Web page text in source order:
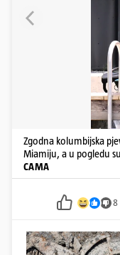
Zgodna kolumbijska
Miamiju, a u pogledu
CAMA
8